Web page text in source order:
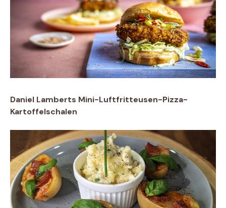
Daniel Lamberts Mini-Luftfritteusen-Pizza-
Kartoffelschalen